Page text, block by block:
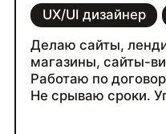
UX/UI дизайнер
Делаю сайты,
магазины, сайты-
Работаю по
Не срываю сроки.